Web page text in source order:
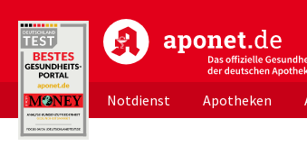
aponet.de - Das offizielle
Notdienst Apotheken